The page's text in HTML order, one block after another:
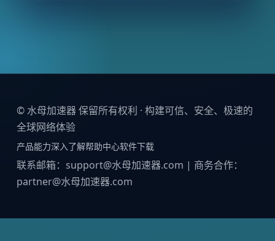
© 水母加速器 保留所有权利 · 构建可信、安全、极速的
全球网络体验
产品能力深入了解帮助中心软件下载
联系邮箱：support@水母加速器.com | 商务合作：
partner@水母加速器.com